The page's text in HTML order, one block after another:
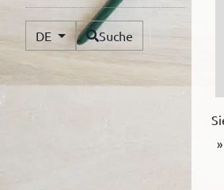
DE Verfügbare Sprachen
Suche